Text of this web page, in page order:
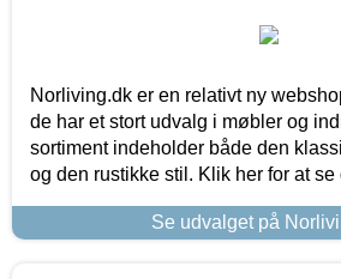
Norliving.dk er en relativt ny
de har et stort udvalg i møbler og
sortiment indeholder både den
og den rustikke stil. Klik her for at se
Se udvalget på